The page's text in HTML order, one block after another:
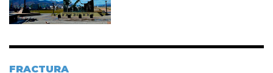
FRACTURA